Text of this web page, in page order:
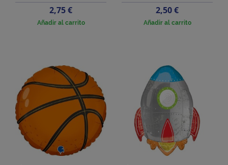
Precio
2,75 €
Añadir al carrito
Precio
2,50 €
Añadir al carrito